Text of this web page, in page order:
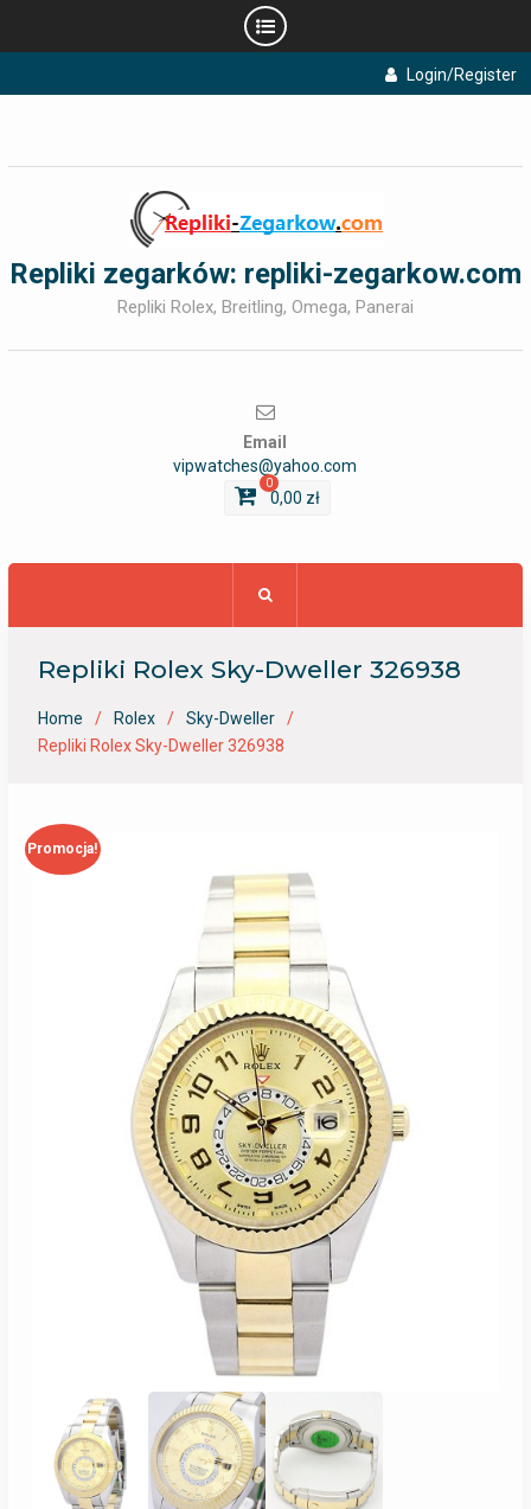
to
Login/Register
Repliki zegarków: repliki-zegarkow.com
Repliki Rolex, Breitling, Omega, Panerai
Email
vipwatches@yahoo.com
0
0,00 zł
Repliki Rolex Sky-Dweller 326938
Home Rolex
Sky-Dweller
Repliki Rolex Sky-Dweller 326938
Promocja!